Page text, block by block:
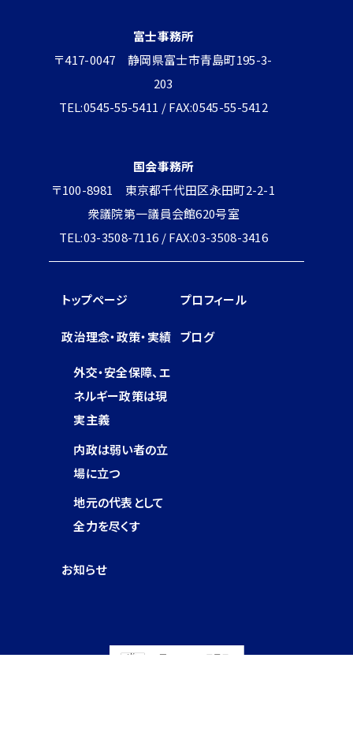
富士事務所
〒417-0047 静岡県富士市青島町195-3-
203
TEL:0545-55-5411 / FAX:0545-55-5412
国会事務所
〒100-8981 東京都千代田区永田町2-2-1
衆議院第一議員会館620号室
TEL:03-3508-7116 / FAX:03-3508-3416
トップページ プロフィール
政治理念・政策・実績
外交・安全保障、エ
ネルギー政策は現
実主義
内政は弱い者の立
場に立つ
地元の代表として
全力を尽くす
ブログ
お知らせ